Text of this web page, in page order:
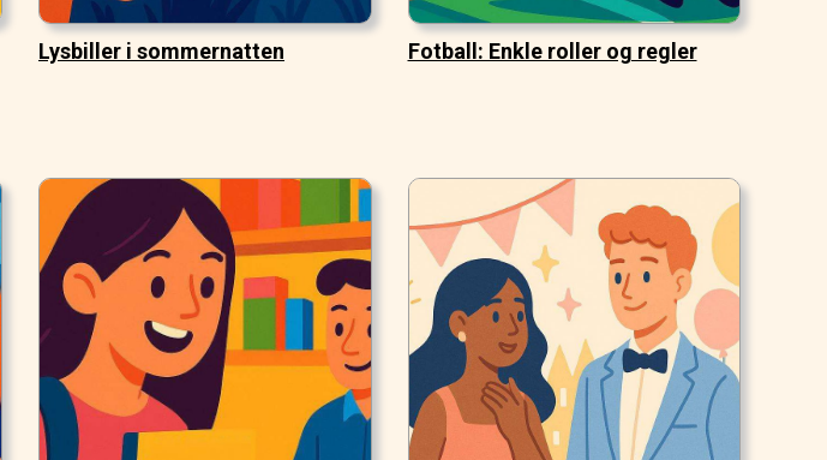
Lysbiller i sommernatten Fotball: Enkle roller og regler